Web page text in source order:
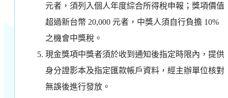
元者，須列入個人年度綜合所得稅申報；獎項價值
超過新台幣 20,000 元者，中獎人須自行負擔 10%
之機會中獎稅。
現金獎項中獎者須於收到通知後指定時限內，提供
身分證影本及指定匯款帳戶資料，經主辦單位核對
無誤後進行發放。